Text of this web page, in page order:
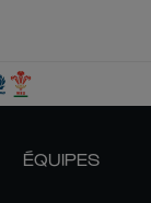
ÉQUIPES